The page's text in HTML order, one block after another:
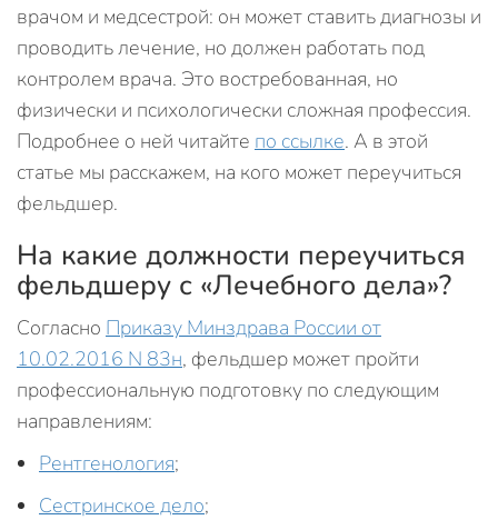
врачом и медсестрой: он может ставить диагнозы и
проводить лечение, но должен работать под
контролем врача. Это востребованная, но
физически и психологически сложная профессия.
Подробнее о ней читайте по ссылке. А в этой
статье мы расскажем, на кого может переучиться
фельдшер.
На какие должности переучиться
фельдшеру с «Лечебного дела»?
Согласно Приказу Минздрава России от
10.02.2016 N 83н, фельдшер может пройти
профессиональную подготовку по следующим
направлениям:
Рентгенология;
Сестринское дело;